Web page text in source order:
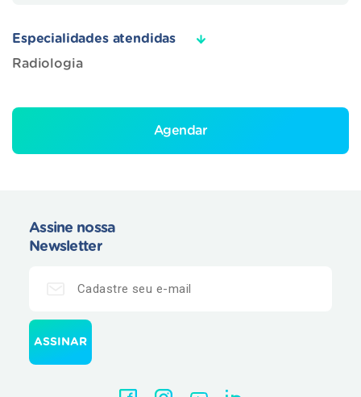
Especialidades atendidas
Radiologia
Agendar
Assine nossa
Newsletter